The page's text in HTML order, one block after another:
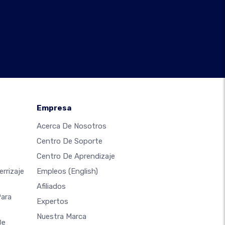
Empresa
Acerca De Nosotros
Centro De Soporte
Centro De Aprendizaje
Empleos (English)
Afiliados
Expertos
Nuestra Marca